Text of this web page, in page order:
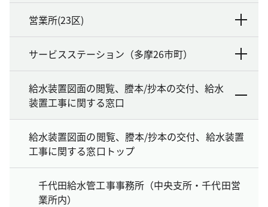
営業所(23区)
サービスステーション（多摩26市町）
給水装置図面の閲覧、謄本/抄本の交付、給水
装置工事に関する窓口
給水装置図面の閲覧、謄本/抄本の交付、給水装置
工事に関する窓口トップ
千代田給水管工事事務所（中央支所・千代田営
業所内）